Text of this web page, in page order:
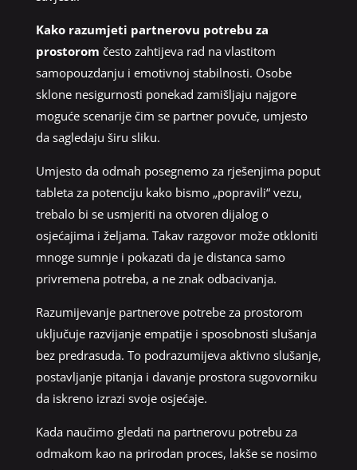
Kako razumjeti partnerovu potrebu za
prostorom često zahtijeva rad na vlastitom
samopouzdanju i emotivnoj stabilnosti. Osobe
sklone nesigurnosti ponekad zamišljaju najgore
moguće scenarije čim se partner povuče, umjesto
da sagledaju širu sliku.
Umjesto da odmah posegnemo za rješenjima poput
tableta za potenciju kako bismo „popravili“ vezu,
trebalo bi se usmjeriti na otvoren dijalog o
osjećajima i željama. Takav razgovor može otkloniti
mnoge sumnje i pokazati da je distanca samo
privremena potreba, a ne znak odbacivanja.
Razumijevanje partnerove potrebe za prostorom
uključuje razvijanje empatije i sposobnosti slušanja
bez predrasuda. To podrazumijeva aktivno slušanje,
postavljanje pitanja i davanje prostora sugovorniku
da iskreno izrazi svoje osjećaje.
Kada naučimo gledati na partnerovu potrebu za
odmakom kao na prirodan proces, lakše se nosimo